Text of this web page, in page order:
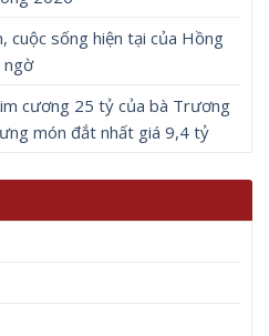
cuộc sống hiện tại của Hồng
ngờ
cương 25 tỷ của bà Trương
món đắt nhất giá 9,4 tỷ